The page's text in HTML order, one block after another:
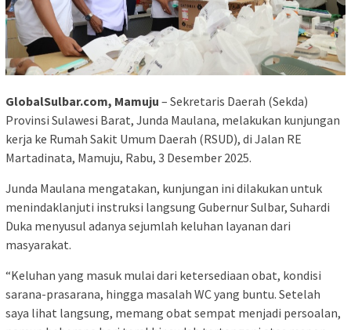
GlobalSulbar.com, Mamuju – Sekretaris Daerah (Sekda)
Provinsi Sulawesi Barat, Junda Maulana, melakukan kunjungan
kerja ke Rumah Sakit Umum Daerah (RSUD), di Jalan RE
Martadinata, Mamuju, Rabu, 3 Desember 2025.
Junda Maulana mengatakan, kunjungan ini dilakukan untuk
menindaklanjuti instruksi langsung Gubernur Sulbar, Suhardi
Duka menyusul adanya sejumlah keluhan layanan dari
masyarakat.
“Keluhan yang masuk mulai dari ketersediaan obat, kondisi
sarana-prasarana, hingga masalah WC yang buntu. Setelah
saya lihat langsung, memang obat sempat menjadi persoalan,